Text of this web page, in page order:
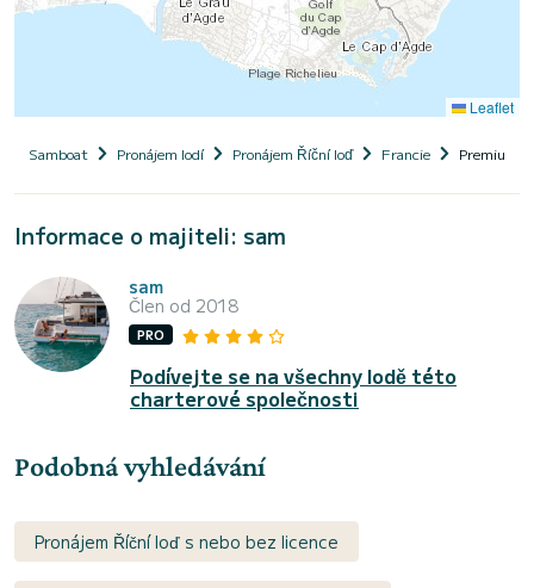
Leaflet
Samboat Pronájem lodí Pronájem Říční loď Francie Premium
Informace o majiteli: sam
sam
Člen od 2018
PRO
Podívejte se na všechny lodě této
charterové společnosti
Podobná vyhledávání
Pronájem Říční loď s nebo bez licence